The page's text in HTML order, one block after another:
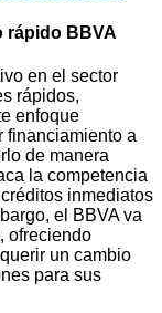
rápido BBVA
en el sector
rápidos,
enfoque
financiamiento a
de manera
la competencia
inmediatos
el BBVA va
ofreciendo
un cambio
para sus